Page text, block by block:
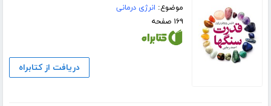
موضوع: انرژی درمانی
۱۶۹ صفحه
دریافت از کتابراه